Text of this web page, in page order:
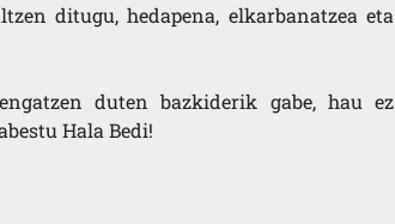
ditugu, hedapena, elkarbanatzea eta
duten bazkiderik gabe, hau ez
Hala Bedi!